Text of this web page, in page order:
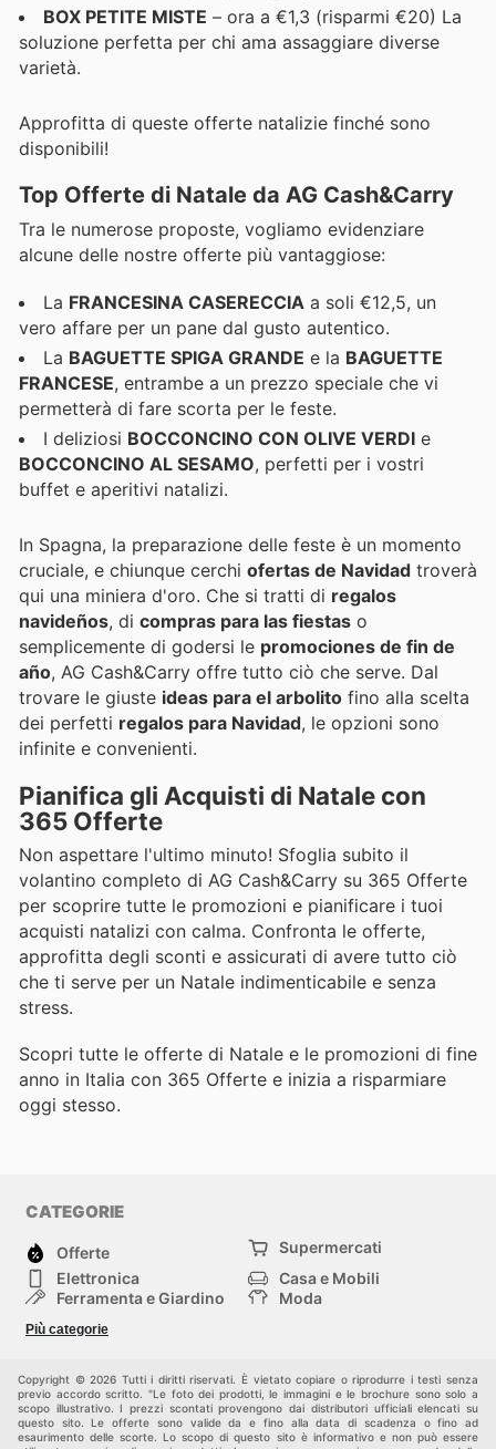
BOX PETITE MISTE – ora a €1,3 (risparmi €20) La
soluzione perfetta per chi ama assaggiare diverse
varietà.
Approfitta di queste offerte natalizie finché sono
disponibili!
Top Offerte di Natale da AG Cash&Carry
Tra le numerose proposte, vogliamo evidenziare
alcune delle nostre offerte più vantaggiose:
La FRANCESINA CASERECCIA a soli €12,5, un
vero affare per un pane dal gusto autentico.
La BAGUETTE SPIGA GRANDE e la BAGUETTE
FRANCESE, entrambe a un prezzo speciale che vi
permetterà di fare scorta per le feste.
I deliziosi BOCCONCINO CON OLIVE VERDI e
BOCCONCINO AL SESAMO, perfetti per i vostri
buffet e aperitivi natalizi.
In Spagna, la preparazione delle feste è un momento
cruciale, e chiunque cerchi ofertas de Navidad troverà
qui una miniera d'oro. Che si tratti di regalos
navideños, di compras para las fiestas o
semplicemente di godersi le promociones de fin de
año, AG Cash&Carry offre tutto ciò che serve. Dal
trovare le giuste ideas para el arbolito fino alla scelta
dei perfetti regalos para Navidad, le opzioni sono
infinite e convenienti.
Pianifica gli Acquisti di Natale con
365 Offerte
Non aspettare l'ultimo minuto! Sfoglia subito il
volantino completo di AG Cash&Carry su 365 Offerte
per scoprire tutte le promozioni e pianificare i tuoi
acquisti natalizi con calma. Confronta le offerte,
approfitta degli sconti e assicurati di avere tutto ciò
che ti serve per un Natale indimenticabile e senza
stress.
Scopri tutte le offerte di Natale e le promozioni di fine
anno in Italia con 365 Offerte e inizia a risparmiare
oggi stesso.
CATEGORIE
Offerte
Supermercati
Elettronica
Casa e Mobili
Ferramenta e Giardino
Moda
Bambini e Neonati
Più categorie
Copyright © 2026 Tutti i diritti riservati. È vietato copiare o riprodurre i testi senza
previo accordo scritto. "Le foto dei prodotti, le immagini e le brochure sono solo a
scopo illustrativo. I prezzi scontati provengono dai distributori ufficiali elencati su
questo sito. Le offerte sono valide da e fino alla data di scadenza o fino ad
esaurimento delle scorte. Lo scopo di questo sito è informativo e non può essere